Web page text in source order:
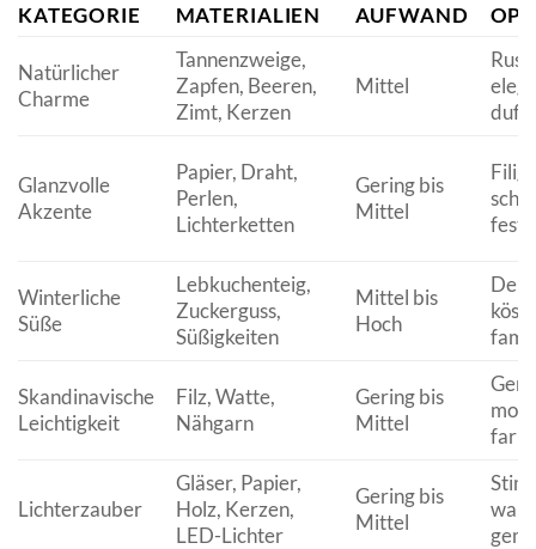
KATEGORIE MATERIALIEN AUFWAND
Natürlicher
Charme
Tannenzweige,
Zapfen, Beeren,
Zimt, Kerzen
Mittel
Glanzvolle
Akzente
Papier, Draht,
Perlen,
Lichterketten
Gering bis
Mittel
Winterliche
Süße
Lebkuchenteig,
Zuckerguss,
Süßigkeiten
Mittel bis
Hoch
Skandinavische
Leichtigkeit
Filz, Watte,
Nähgarn
Gering bis
Mittel
Lichterzauber
Gläser, Papier,
Holz, Kerzen,
LED-Lichter
Gering bis
Mittel